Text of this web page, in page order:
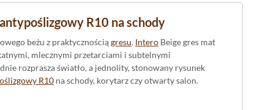
R10 na schody
beżu z praktycznościągresu. Intero Beige gres mat
mlecznymi przetarciami i subtelnymi
rozprasza światło, a jednolity, stonowany rysunek
R10 na schody, korytarz czy otwarty salon.